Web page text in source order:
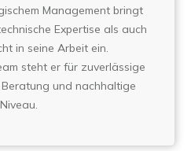
Management bringt
Expertise als auch
in seine Arbeit ein.
steht er für zuverlässige
und nachhaltige